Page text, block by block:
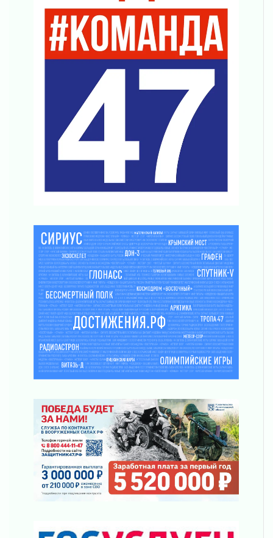
Вниманию автомобилистов!
04 августа 2026
Память, сталь и музыка
04 августа 2026
Регион готовится к выборам
Никакого принуждения, только письменное
04 августа 2026
Без риска для здоровья и кошелька
04 августа 2026
04 августа 2026
Награды нашли строителей
03 августа 2026
Ленобласть повышает производительность
труда в ЖКХ
03 августа 2026
Поддержка волонтерских объединений
03 августа 2026
Ладожский мост полностью закроют на два
часа
03 августа 2026
Музеи Ленобласти обновляют пространства
Новая площадка: 2027
03 августа 2026
Часть медиков в Ленобласти сможет
рассчитывать на доплату от региона
За сутки в Ленинградской области
ликвидировали 10 пожаров
просится